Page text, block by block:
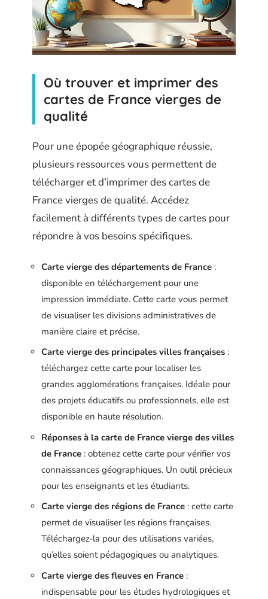
Où trouver et imprimer des
cartes de France vierges de
qualité
Pour une épopée géographique réussie,
plusieurs ressources vous permettent de
télécharger et d’imprimer des cartes de
France vierges de qualité. Accédez
facilement à différents types de cartes pour
répondre à vos besoins spécifiques.
Carte vierge des départements de France :
disponible en téléchargement pour une
impression immédiate. Cette carte vous permet
de visualiser les divisions administratives de
manière claire et précise.
Carte vierge des principales villes françaises :
téléchargez cette carte pour localiser les
grandes agglomérations françaises. Idéale pour
des projets éducatifs ou professionnels, elle est
disponible en haute résolution.
Réponses à la carte de France vierge des villes
de France : obtenez cette carte pour vérifier vos
connaissances géographiques. Un outil précieux
pour les enseignants et les étudiants.
Carte vierge des régions de France : cette carte
permet de visualiser les régions françaises.
Téléchargez-la pour des utilisations variées,
qu’elles soient pédagogiques ou analytiques.
Carte vierge des fleuves en France :
indispensable pour les études hydrologiques et